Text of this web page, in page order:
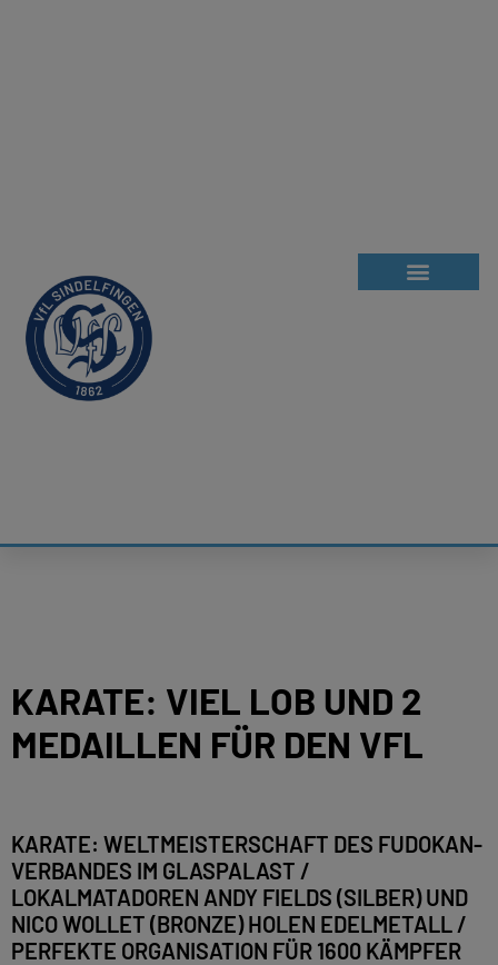
KARATE: VIEL LOB UND 2
MEDAILLEN FÜR DEN VFL
KARATE: WELTMEISTERSCHAFT DES FUDOKAN-
VERBANDES IM GLASPALAST /
LOKALMATADOREN ANDY FIELDS (SILBER) UND
NICO WOLLET (BRONZE) HOLEN EDELMETALL /
PERFEKTE ORGANISATION FÜR 1600 KÄMPFER